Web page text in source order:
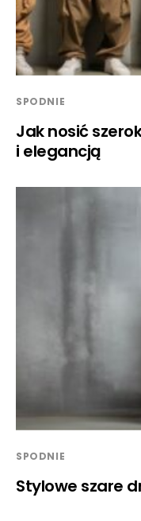
SPODNIE
Jak nosić
i elegancją
SPODNIE
Stylowe szare